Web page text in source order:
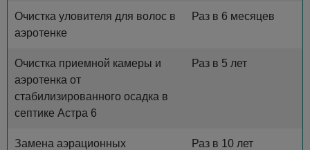
Очистка уловителя для волос в
аэротенке
Раз в 6 месяцев
Очистка приемной камеры и
аэротенка от
стабилизированного осадка в
септике Астра 6
Раз в 5 лет
Замена аэрационных
Раз в 10 лет